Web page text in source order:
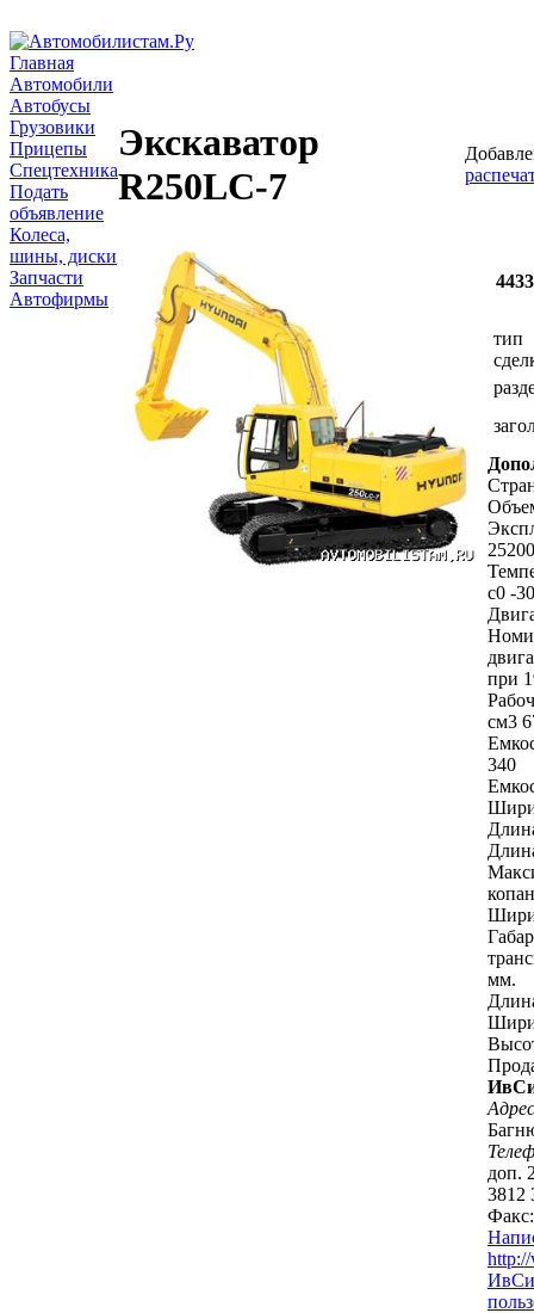
Главная
Автомобили
Автобусы
Грузовики
Прицепы
Спецтехника
Подать
объявление
Колеса,
шины, диски
Запчасти
Автофирмы
Экскаватор
R250LC-7
тип
25200
с0 -
при
см3
340
мм.
доп.
3812